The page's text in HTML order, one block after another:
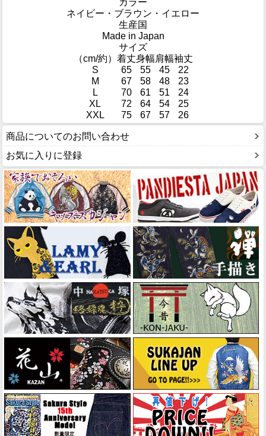
カラー
ネイビー・ブラウン・イエロー
生産国
Made in Japan
サイズ
（cm/約） 着丈身幅肩幅袖丈
S
65 55 45
22
M
67 58 48
23
L
70 61 51
24
XL
72 64 54
25
XXL
75 67 57 26
商品についてのお問い合わせ
お気に入りに登録